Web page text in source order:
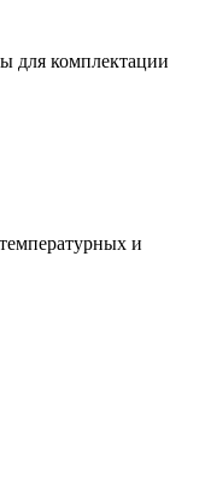
для комплектации
и